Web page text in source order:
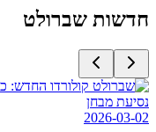
חדשות שברולט
נסיעת מבחן
2026-03-02